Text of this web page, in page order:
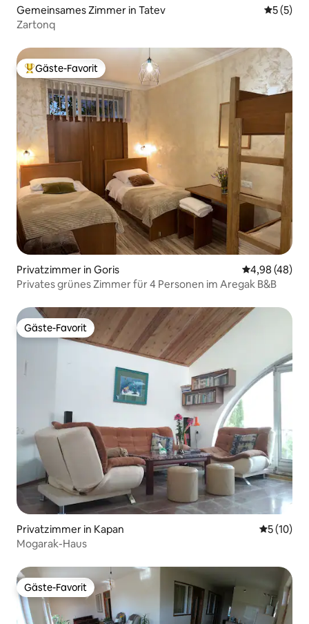
Gemeinsames Zimmer in Tatev
5 (5)
Zartonq
Beliebter Gäste-Favorit.
Gäste-Favorit
Privatzimmer in Goris
4,98 (48)
Privates grünes Zimmer für 4 Personen im Aregak B&B
Gäste-Favorit
Gäste-Favorit
Privatzimmer in Kapan
5 (10)
Mogarak-Haus
Gäste-Favorit
Gäste-Favorit